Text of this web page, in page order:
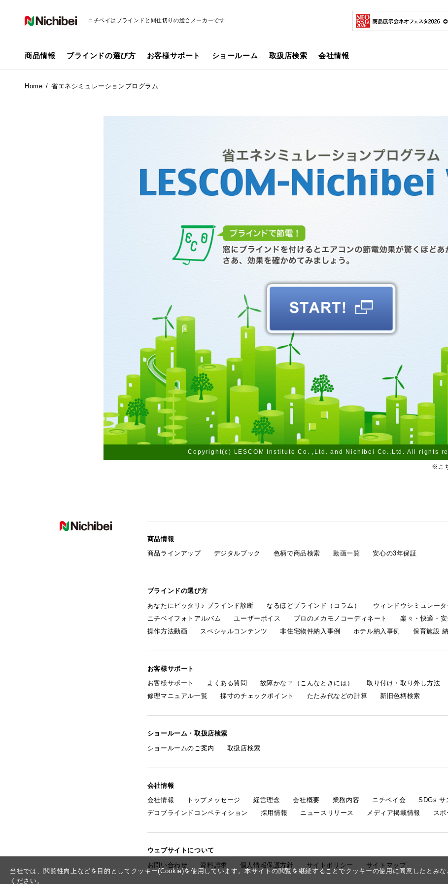
当社では、閲覧性向上などを目的としてクッキー(Cookie)を使用しています。本サイトの閲覧を継続することでクッキーの使用に同意したとみな
ください。
ニチベイはブラインドと間仕切りの総合メーカーです
商品情報 ブラインドの選び方 お客様サポート ショールーム 取扱店検索 会社情報
Home 省エネシミュレーションプログラム
Copyright(c) LESCOM Institute Co. ,Ltd. and Nichibei Co.,Ltd. All rights
※こ
商品情報
商品ラインアップ
デジタルブック 色柄で商品検索 動画一覧 安心の3年保証
ブラインドの選び方
あなたにピッタリ♪ ブラインド診断
なるほどブラインド（コラム） ウィンドウシミュレータ
ニチベイフォトアルバム
ユーザーボイス プロのメカモノコーディネート 楽々・快適・
操作方法動画
スペシャルコンテンツ 非住宅物件納入事例 ホテル納入事例 保育施設
お客様サポート
お客様サポート
よくある質問 故障かな？（こんなときには） 取り付け・取り外し方法
修理マニュアル一覧
採寸のチェックポイント たたみ代などの計算 新旧色柄検索
ショールーム・取扱店検索
ショールームのご案内
取扱店検索
会社情報
会社情報
トップメッセージ 経営理念 会社概要 業務内容 ニチベイ会 SDGs サ
デコブラインドコンペティション
採用情報 ニュースリリース メディア掲載情報 ス
ウェブサイトについて
お問い合わせ
資料請求 個人情報保護方針 サイトポリシー サイトマップ